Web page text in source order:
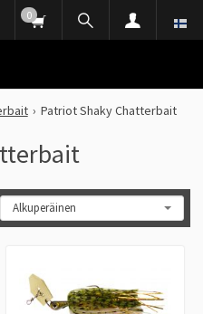
0
Patriot Shaky Chatterbait